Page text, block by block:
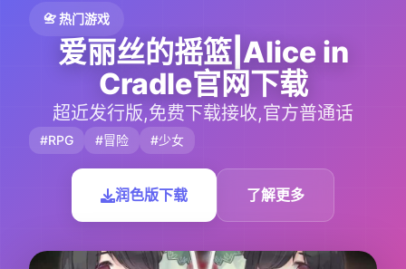
📇 热门游戏
爱丽丝的摇篮|Alice in
Cradle官网下载
超近发行版,免费下载接收,官方普通话
#RPG #冒险 #少女
润色版下载 了解更多